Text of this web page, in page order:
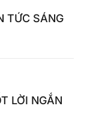
TỨC SÁNG
LỜI NGẮN